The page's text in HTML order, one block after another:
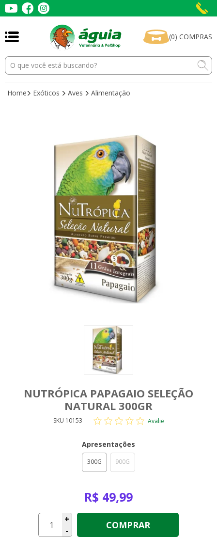
(0) COMPRAS
Home Exóticos Aves Alimentação
NUTRÓPICA PAPAGAIO SELEÇÃO
NATURAL 300GR
SKU 10153 Avalie
Apresentações
300G 900G
R$ 49,99
+
-
COMPRAR